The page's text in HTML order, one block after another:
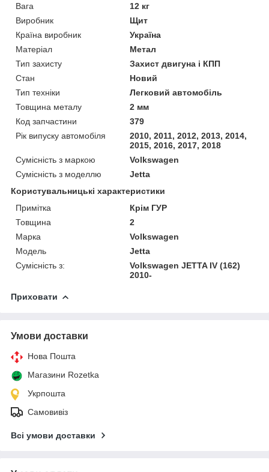
Вага
12 кг
Виробник
Щит
Країна виробник
Україна
Матеріал
Метал
Тип захисту
Захист двигуна і КПП
Стан
Новий
Тип техніки
Легковий автомобіль
Товщина металу
2 мм
Код запчастини
379
Рік випуску автомобіля
2010, 2011, 2012, 2013, 2014,
2015, 2016, 2017, 2018
Сумісність з маркою
Volkswagen
Сумісність з моделлю
Jetta
Користувальницькі характеристики
Примітка
Крім ГУР
Товщина
2
Марка
Volkswagen
Модель
Jetta
Сумісність з:
Volkswagen JETTA IV (162)
2010-
Приховати
Умови доставки
Нова Пошта
Магазини Rozetka
Укрпошта
Самовивіз
Всі умови доставки